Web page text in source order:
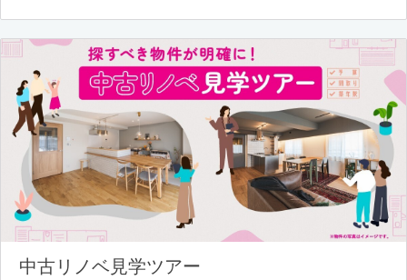
中古リノベ見学ツアー